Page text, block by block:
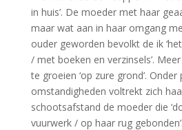
in huis’. De moeder met haar
maar wat aan in haar omgang
ouder geworden bevolkt de ik
/ met boeken en verzinsels’.
te groeien ‘op zure grond’. Onder
omstandigheden voltrekt zich
schootsafstand de moeder die
vuurwerk / op haar rug